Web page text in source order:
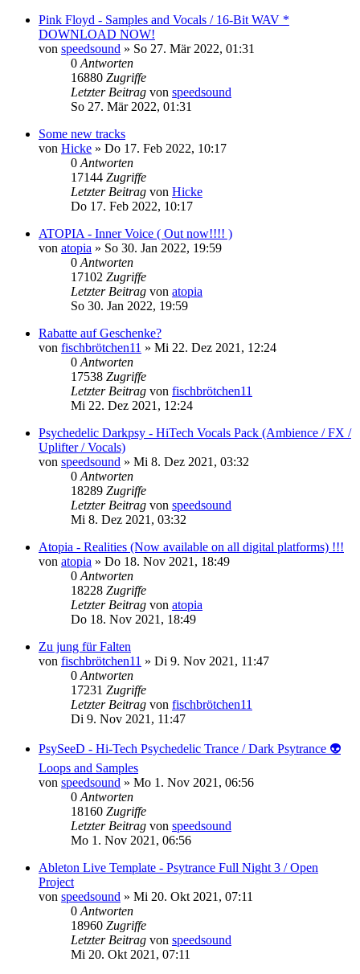
Pink Floyd - Samples and Vocals / 16-Bit WAV *
DOWNLOAD NOW!
von speedsound » So 27. Mär 2022, 01:31
0 Antworten
16880 Zugriffe
Letzter Beitrag von speedsound
So 27. Mär 2022, 01:31
Some new tracks
von Hicke » Do 17. Feb 2022, 10:17
0 Antworten
17144 Zugriffe
Letzter Beitrag von Hicke
Do 17. Feb 2022, 10:17
ATOPIA - Inner Voice ( Out now!!!! )
von atopia » So 30. Jan 2022, 19:59
0 Antworten
17102 Zugriffe
Letzter Beitrag von atopia
So 30. Jan 2022, 19:59
Rabatte auf Geschenke?
von fischbrötchen11 » Mi 22. Dez 2021, 12:24
0 Antworten
17538 Zugriffe
Letzter Beitrag von fischbrötchen11
Mi 22. Dez 2021, 12:24
Psychedelic Darkpsy - HiTech Vocals Pack (Ambience / FX /
Uplifter / Vocals)
von speedsound » Mi 8. Dez 2021, 03:32
0 Antworten
18289 Zugriffe
Letzter Beitrag von speedsound
Mi 8. Dez 2021, 03:32
Atopia - Realities (Now available on all digital platforms) !!!
von atopia » Do 18. Nov 2021, 18:49
0 Antworten
18228 Zugriffe
Letzter Beitrag von atopia
Do 18. Nov 2021, 18:49
Zu jung für Falten
von fischbrötchen11 » Di 9. Nov 2021, 11:47
0 Antworten
17231 Zugriffe
Letzter Beitrag von fischbrötchen11
Di 9. Nov 2021, 11:47
PsySeeD - Hi-Tech Psychedelic Trance / Dark Psytrance 👽
Loops and Samples
von speedsound » Mo 1. Nov 2021, 06:56
0 Antworten
18160 Zugriffe
Letzter Beitrag von speedsound
Mo 1. Nov 2021, 06:56
Ableton Live Template - Psytrance Full Night 3 / Open
Project
von speedsound » Mi 20. Okt 2021, 07:11
0 Antworten
18960 Zugriffe
Letzter Beitrag von speedsound
Mi 20. Okt 2021, 07:11